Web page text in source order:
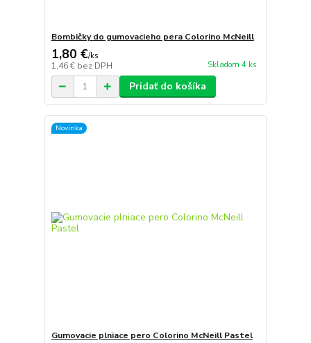
Bombičky do gumovacieho pera Colorino McNeill
1,80 €/ks
1,46 € bez DPH Skladom 4 ks
Pridať do košíka
Novinka
Gumovacie plniace pero Colorino McNeill Pastel